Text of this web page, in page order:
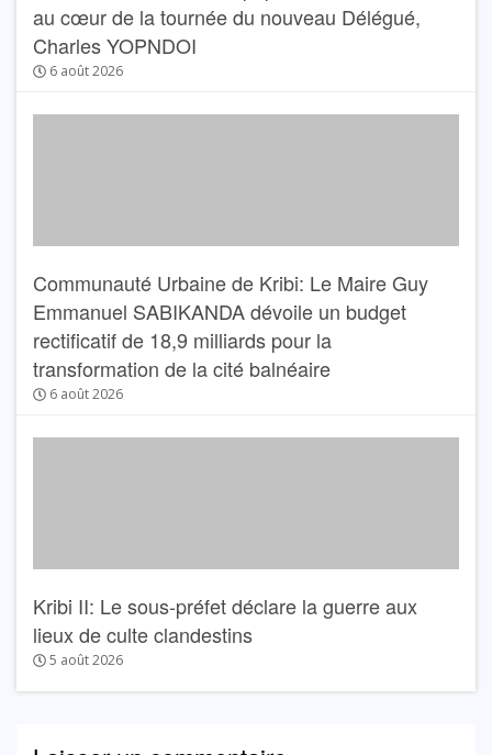
au cœur de la tournée du nouveau Délégué,
Charles YOPNDOI
6 août 2026
Communauté Urbaine de Kribi: Le Maire Guy
Emmanuel SABIKANDA dévoile un budget
rectificatif de 18,9 milliards pour la
transformation de la cité balnéaire
6 août 2026
Kribi II: Le sous-préfet déclare la guerre aux
lieux de culte clandestins
5 août 2026